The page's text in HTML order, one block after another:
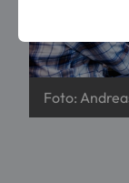
Foto: